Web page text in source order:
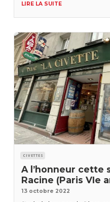
pourrez également vous y
Cigare. • CIVETTE DE
LIRE LA SUITE
CIVETTES
A l’honneur cette
Racine (Paris VIe
13 octobre 2022